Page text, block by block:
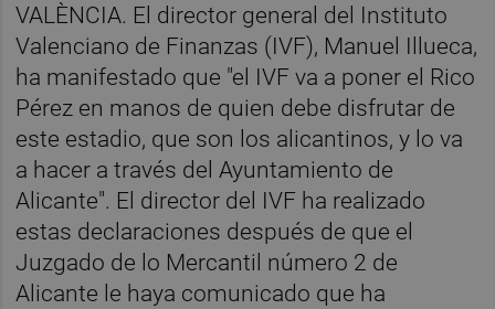
VALÈNCIA. El director general del Instituto
Valenciano de Finanzas (IVF), Manuel Illueca,
ha manifestado que "el IVF va a poner el Rico
Pérez en manos de quien debe disfrutar de
este estadio, que son los alicantinos, y lo va
a hacer a través del Ayuntamiento de
Alicante". El director del IVF ha realizado
estas declaraciones después de que el
Juzgado de lo Mercantil número 2 de
Alicante le haya comunicado que ha